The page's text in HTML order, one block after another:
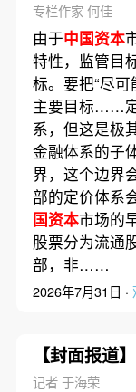
专栏作家 何佳
由于中国资本
特性，监管目
标。要把“尽
主要目标……
系，但这是极
金融体系的子
界，这个边界
部的定价体系
国资本市场的
股票分为流通
部，非……
2026年7月31日 ·
【封面报道】
记者 于海荣